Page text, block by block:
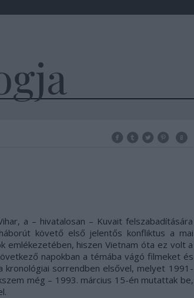
a – hivatalosan – Kuvait felszabadítására
követő első jelentős konfliktus a mai
emlékezetében, hiszen Vietnam óta ez volt a
napokban a témába vágó filmeket és
kronológiai sorrendben elsővel, melyet 1991-
még – 1993. március 15-én mutattak be,